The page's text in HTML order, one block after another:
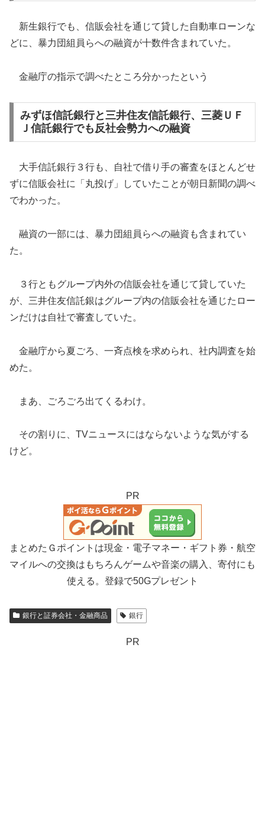
新生銀行でも、信販会社を通じて貸した自動車ローンな
どに、暴力団組員らへの融資が十数件含まれていた。
金融庁の指示で調べたところ分かったという
みずほ信託銀行と三井住友信託銀行、三菱ＵＦ
Ｊ信託銀行でも反社会勢力への融資
大手信託銀行３行も、自社で借り手の審査をほとんどせ
ずに信販会社に「丸投げ」していたことが朝日新聞の調べ
でわかった。
融資の一部には、暴力団組員らへの融資も含まれてい
た。
３行ともグループ内外の信販会社を通じて貸していた
が、三井住友信託銀はグループ内の信販会社を通じたロー
ンだけは自社で審査していた。
金融庁から夏ごろ、一斉点検を求められ、社内調査を始
めた。
まあ、ごろごろ出てくるわけ。
その割りに、TVニュースにはならないような気がする
けど。
PR
まとめたＧポイントは現金・電子マネー・ギフト券・航空
マイルへの交換はもちろんゲームや音楽の購入、寄付にも
使える。登録で50Gプレゼント
銀行と証券会社・金融商品 銀行
PR